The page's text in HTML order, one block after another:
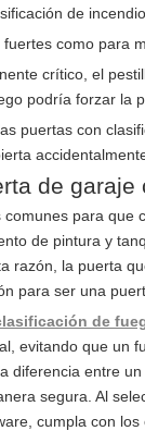
de
como para
crítico, el
podría forzar la
puertas con
de
para
de pintura y
razón, la puerta
para ser una
de
evitando que un
diferencia entre
segura. Al
cumpla con